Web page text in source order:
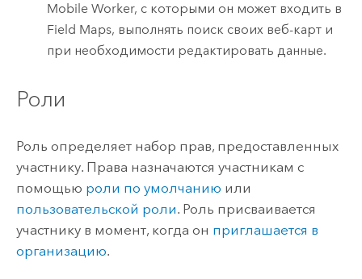
Mobile Worker, с которыми он может входить в
Field Maps, выполнять поиск своих веб-карт и
при необходимости редактировать данные.
Роли
Роль определяет набор прав, предоставленных
участнику. Права назначаются участникам с
помощью роли по умолчанию или
пользовательской роли. Роль присваивается
участнику в момент, когда он приглашается в
организацию.